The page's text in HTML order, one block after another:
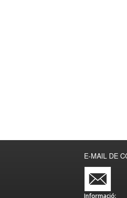
E-MAIL DE
Informació: